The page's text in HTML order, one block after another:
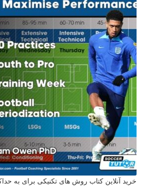
خرید آنلاین کتاب روش های تکنیکی برای به